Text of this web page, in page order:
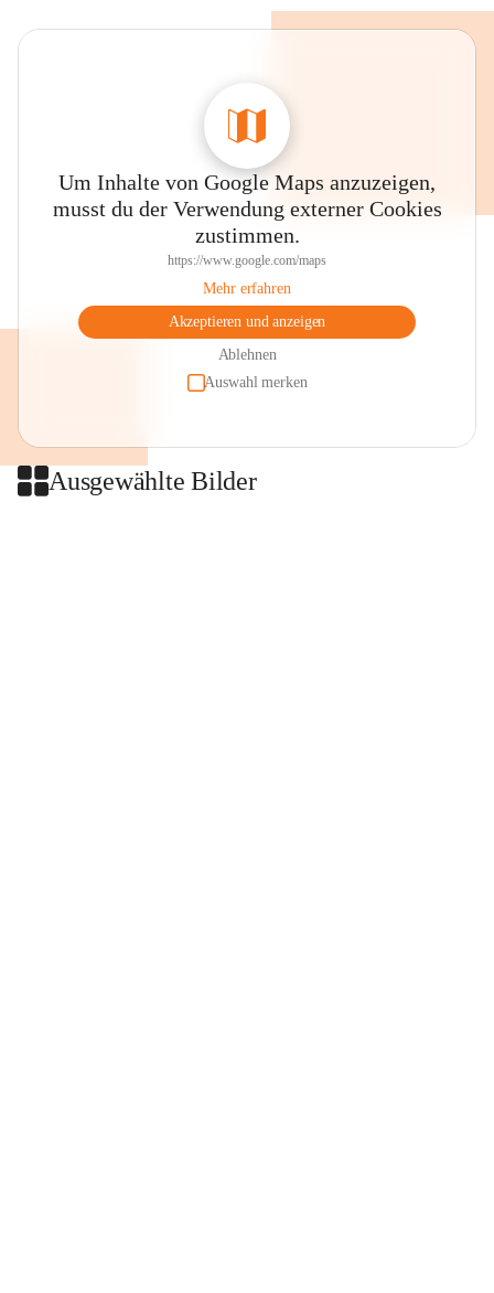
Um Inhalte von Google Maps anzuzeigen,
musst du der Verwendung externer Cookies
zustimmen.
https://www.google.com/maps
Mehr erfahren
Akzeptieren und anzeigen
Ablehnen
Auswahl merken
Ausgewählte Bilder